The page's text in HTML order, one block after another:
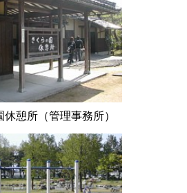
休憩所（管理事務所）